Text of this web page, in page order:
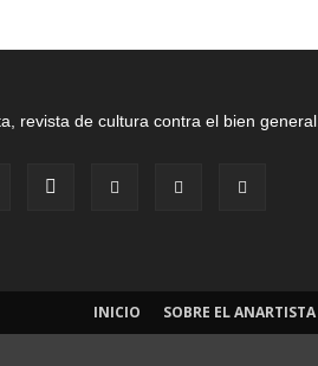
INICIO SOBRE EL ANARTISTA